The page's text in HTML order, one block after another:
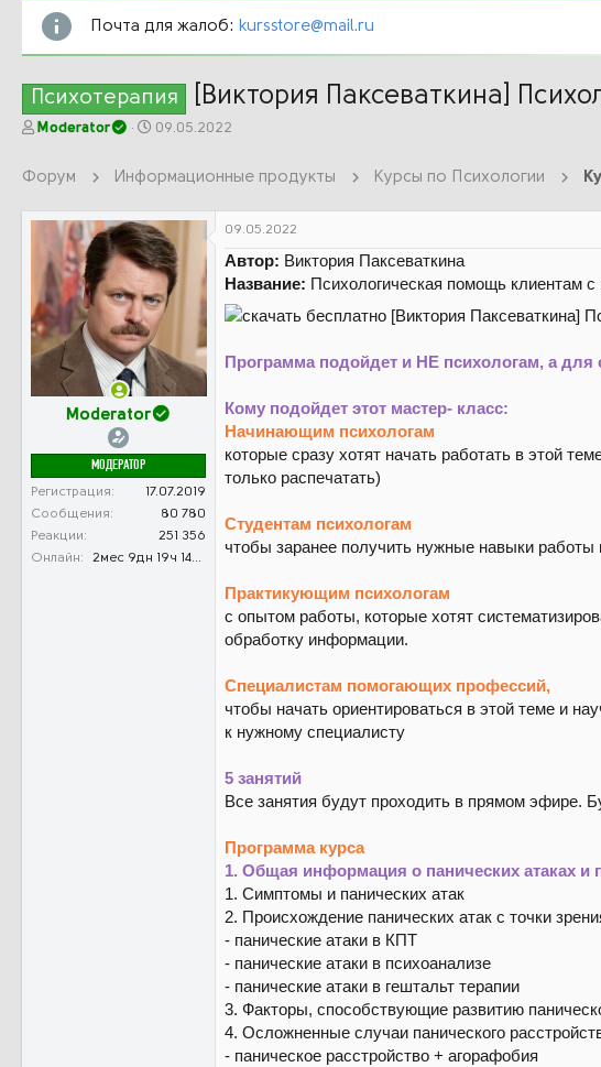
Почта для жалоб: kursstore@mail.ru
Психотерапия [Виктория Паксеваткина]
А
о
Moderator
Д
а
а
ч
а
а
09.05.2022
Форум Информационные продукты Курсы по Психологии
Moderator
МОДЕРАТОР
Регистрация
17.07.2019
Сообщения
80 780
Реакции
251 356
Онлайн
2мес 9дн 19ч 14м 32с
09.05.2022
Автор: Виктория Паксеваткина
Название: Психологическая помощь клиентам
Программа подойдет и НЕ психологам, а для
Кому подойдет этот мастер- класс:
Начинающим психологам
которые сразу хотят начать работать в этой
только распечатать)
Студентам психологам
чтобы заранее получить нужные навыки работы
Практикующим психологам
с опытом работы, которые хотят
обработку информации.
Специалистам помогающих профессий,
чтобы начать ориентироваться в этой теме и
к нужному специалисту
5 занятий
Все занятия будут проходить в прямом эфире.
Программа курса
1. Общая информация о панических атаках и
1. Симптомы и панических атак
2. Происхождение панических атак с точки
- панические атаки в КПТ
- панические атаки в психоанализе
- панические атаки в гештальт терапии
3. Факторы, способствующие развитию
4. Осложненные случаи панического
- паническое расстройство + агорафобия